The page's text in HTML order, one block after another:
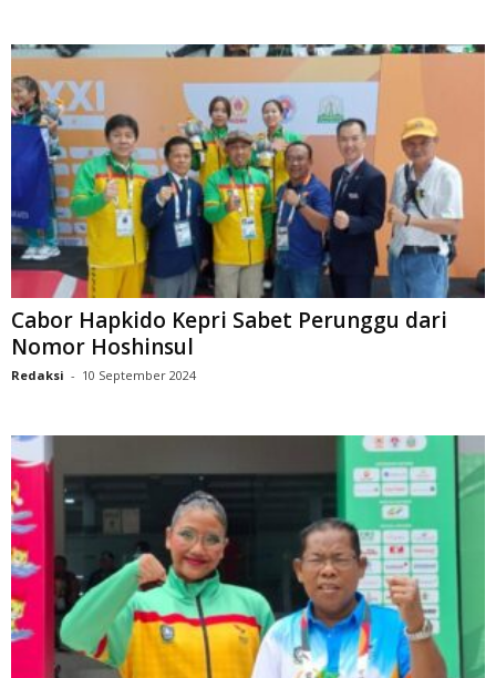
Cabor Hapkido Kepri Sabet Perunggu dari
Nomor Hoshinsul
Redaksi - 10 September 2024